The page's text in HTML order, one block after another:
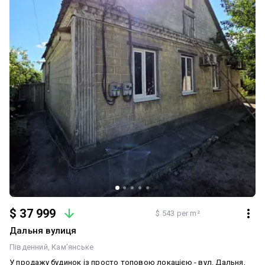
$ 37 999 $ 543 per m²
Дальня вулиця
Південний Кам’янське
У продажу будинок із просто топовою локацією - вул. Дальня,